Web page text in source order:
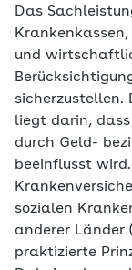
Das
und
sicherzustellen.
liegt darin,
durch Geld-
beeinflusst
sozialen
anderer Länder
praktizierte